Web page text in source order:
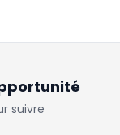
suivre